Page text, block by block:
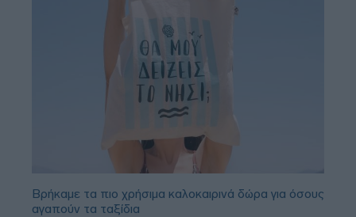
Βρήκαμε τα πιο χρήσιμα καλοκαιρινά δώρα για όσους
αγαπούν τα ταξίδια